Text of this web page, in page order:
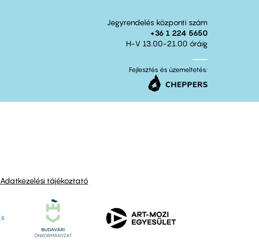
Jegyrendelés központi szám
+36 1 224 5650
H-V 13.00-21.00 óráig
Fejlesztés és üzemeltetés:
Adatkezelési tájékoztató